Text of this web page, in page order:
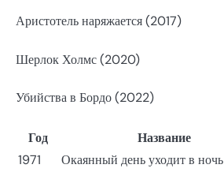
Аристотель наряжается (2017)
Шерлок Холмс (2020)
Убийства в Бордо (2022)
Год Название
1971
Окаянный день уходит в ночь